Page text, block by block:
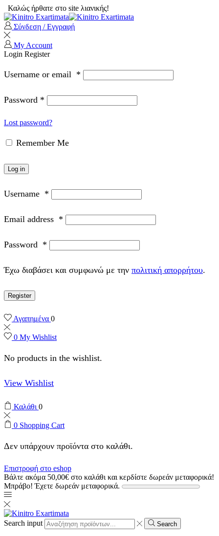
Καλώς ήρθατε στο site λιανικής!
Σύνδεση / Εγγραφή
My Account
Login Register
Username or email *
Password *
Lost password?
Remember Me
Log in
Username *
Email address *
Password *
Έχω διαβάσει και συμφωνώ με την πολιτική απορρήτου.
Register
Αγαπημένα 0
0 My Wishlist
No products in the wishlist.
View Wishlist
Καλάθι 0
0 Shopping Cart
Δεν υπάρχουν προϊόντα στο καλάθι.
Επιστροφή στο eshop
Βάλτε ακόμα 50,00€ στο καλάθι και κερδίστε δωρεάν μεταφορικά!
Μπράβο! Έχετε δωρεάν μεταφορικά.
Search input Search